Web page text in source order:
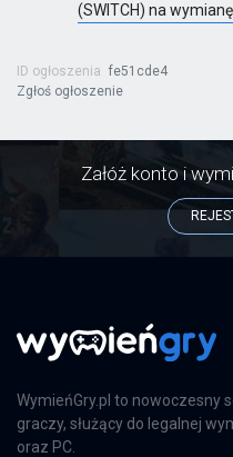
(SWITCH) na
ID ogłoszenia fe51cde4
Zgłoś ogłoszenie
Załóż konto i
WymieńGry.pl to nowoczesny
graczy, służący do legalnej
oraz PC.